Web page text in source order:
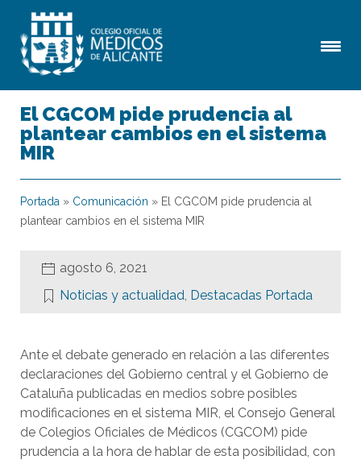
El CGCOM pide prudencia al
plantear cambios en el sistema
MIR
Portada » Comunicación » El CGCOM pide prudencia al
plantear cambios en el sistema MIR
agosto 6, 2021
Noticias y actualidad, Destacadas Portada
Ante el debate generado en relación a las diferentes
declaraciones del Gobierno central y el Gobierno de
Cataluña publicadas en medios sobre posibles
modificaciones en el sistema MIR, el Consejo General
de Colegios Oficiales de Médicos (CGCOM) pide
prudencia a la hora de hablar de esta posibilidad, con